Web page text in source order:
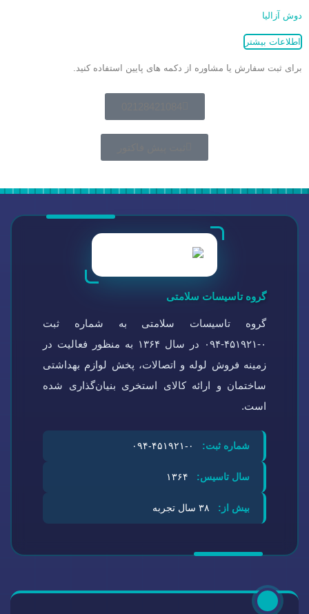
دوش آزالیا
اطلاعات بیشتر
برای ثبت سفارش یا مشاوره از دکمه های پایین استفاده کنید.
گروه تاسیسات سلامتی
گروه تاسیسات سلامتی به شماره ثبت
۰-۴۵۱۹۲۱-۰۹۴ در سال ۱۳۶۴ به منظور فعالیت در
زمینه فروش لوله و اتصالات، پخش لوازم بهداشتی
ساختمان و ارائه کالای استخری بنیان‌گذاری شده
است.
شماره ثبت:
سال تاسیس:
بیش از: